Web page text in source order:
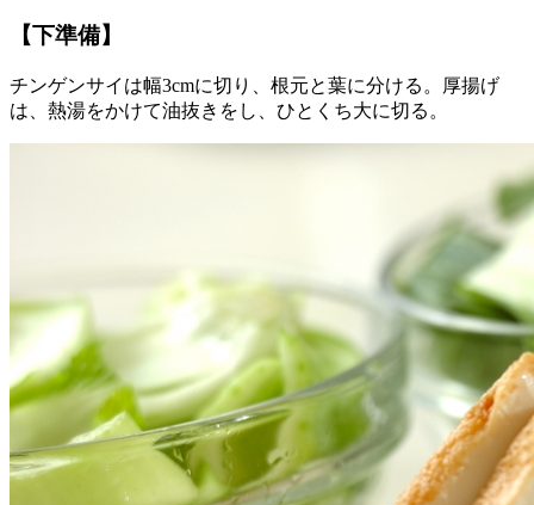
【下準備】
チンゲンサイは幅3cmに切り、根元と葉に分ける。厚揚げ
は、熱湯をかけて油抜きをし、ひとくち大に切る。